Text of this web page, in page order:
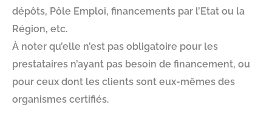
dépôts, Pôle Emploi, financements par l’Etat ou la
Région, etc.
À noter qu’elle n’est pas obligatoire pour les
prestataires n’ayant pas besoin de financement, ou
pour ceux dont les clients sont eux-mêmes des
organismes certifiés.